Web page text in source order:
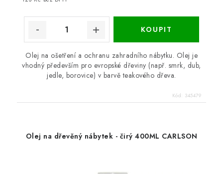
Olej na ošetření a ochranu zahradního nábytku. Olej je
vhodný především pro evropské dřeviny (např. smrk, dub,
jedle, borovice) v barvě teakového dřeva.
Kód: 345479
Olej na dřevěný nábytek - čirý 400ML CARLSON